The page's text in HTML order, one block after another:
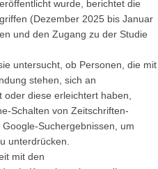
wurde, berichtet die
(Dezember 2025 bis Januar
und den Zugang zu der Studie
untersucht, ob Personen, die mit
stehen, sich an
diese erleichtert haben,
Schalten von Zeitschriften-
Suchergebnissen, um
unterdrücken.
mit den